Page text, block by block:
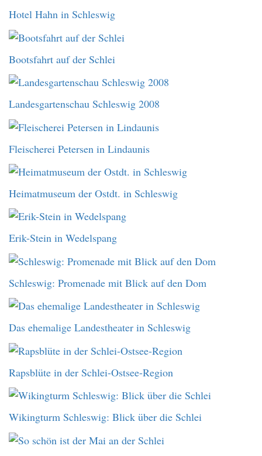
Hotel Hahn in Schleswig
Bootsfahrt auf der Schlei
Landesgartenschau Schleswig 2008
Fleischerei Petersen in Lindaunis
Heimatmuseum der Ostdt. in Schleswig
Erik-Stein in Wedelspang
Schleswig: Promenade mit Blick auf den Dom
Das ehemalige Landestheater in Schleswig
Rapsblüte in der Schlei-Ostsee-Region
Wikingturm Schleswig: Blick über die Schlei